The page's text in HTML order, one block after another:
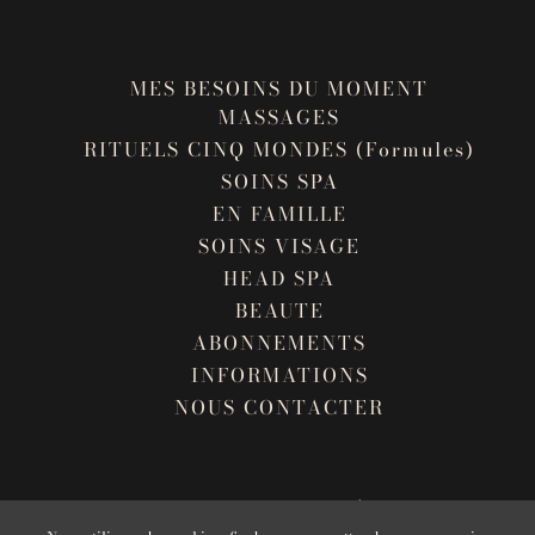
MES BESOINS DU MOMENT
MASSAGES
RITUELS CINQ MONDES (Formules)
SOINS SPA
EN FAMILLE
SOINS VISAGE
HEAD SPA
BEAUTE
ABONNEMENTS
INFORMATIONS
NOUS CONTACTER